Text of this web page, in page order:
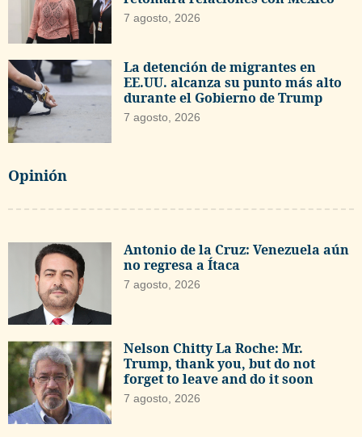
7 agosto, 2026
La detención de migrantes en
EE.UU. alcanza su punto más alto
durante el Gobierno de Trump
7 agosto, 2026
Opinión
Antonio de la Cruz: Venezuela aún
no regresa a Ítaca
7 agosto, 2026
Nelson Chitty La Roche: Mr.
Trump, thank you, but do not
forget to leave and do it soon
7 agosto, 2026